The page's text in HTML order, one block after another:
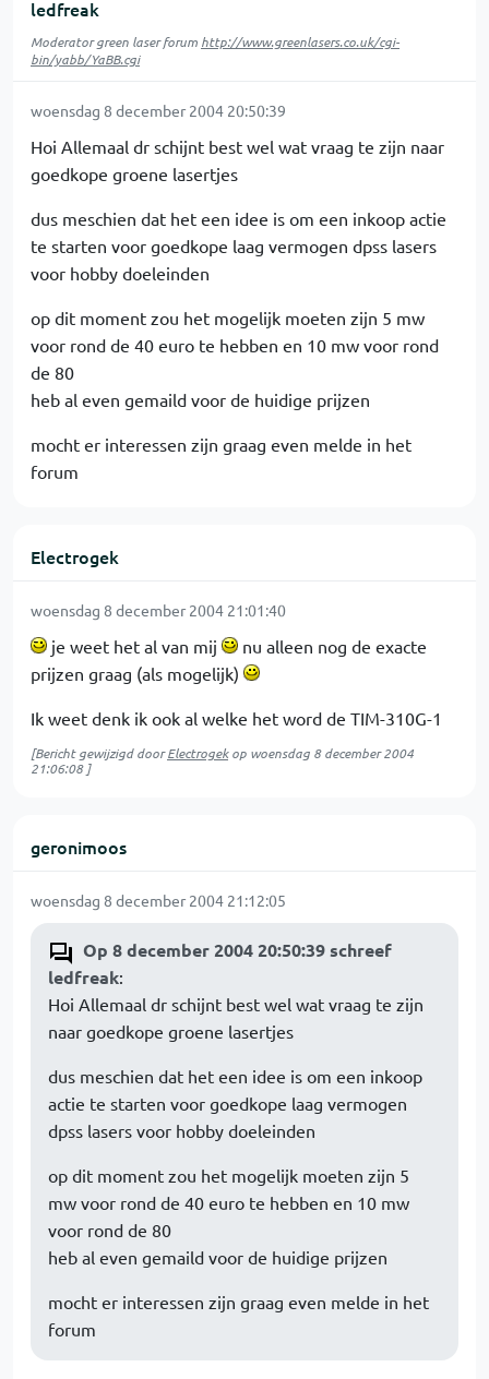
ledfreak
Moderator green laser forum http://www.greenlasers.co.uk/cgi-
bin/yabb/YaBB.cgi
woensdag 8 december 2004 20:50:39
Hoi Allemaal dr schijnt best wel wat vraag te zijn naar
goedkope groene lasertjes
dus meschien dat het een idee is om een inkoop actie
te starten voor goedkope laag vermogen dpss lasers
voor hobby doeleinden
op dit moment zou het mogelijk moeten zijn 5 mw
voor rond de 40 euro te hebben en 10 mw voor rond
de 80
heb al even gemaild voor de huidige prijzen
mocht er interessen zijn graag even melde in het
forum
Electrogek
woensdag 8 december 2004 21:01:40
je weet het al van mij
nu alleen nog de exacte
prijzen graag (als mogelijk)
Ik weet denk ik ook al welke het word de TIM-310G-1
[Bericht gewijzigd doorElectrogekop woensdag 8 december 2004
21:06:08]
geronimoos
woensdag 8 december 2004 21:12:05
Op 8 december 2004 20:50:39 schreef
ledfreak:
Hoi Allemaal dr schijnt best wel wat vraag te zijn
naar goedkope groene lasertjes
dus meschien dat het een idee is om een inkoop
actie te starten voor goedkope laag vermogen
dpss lasers voor hobby doeleinden
op dit moment zou het mogelijk moeten zijn 5
mw voor rond de 40 euro te hebben en 10 mw
voor rond de 80
heb al even gemaild voor de huidige prijzen
mocht er interessen zijn graag even melde in het
forum